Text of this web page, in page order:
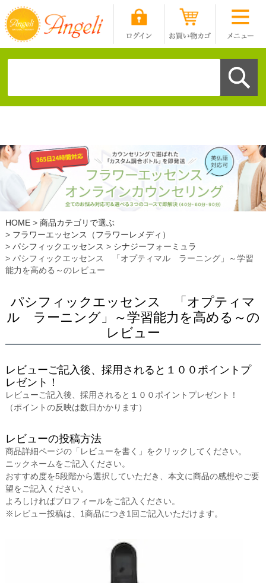
HOME
商品カテゴリで選ぶ
フラワーエッセンス（フラワーレメディ）
パシフィックエッセンス
シナジーフォーミュラ
パシフィックエッセンス 「オプティマル ラーニング」～学習
能力を高める～のレビュー
パシフィックエッセンス 「オプティマ
ル ラーニング」～学習能力を高める～の
レビュー
レビューご記入後、採用されると１００ポイントプ
レゼント！
レビューご記入後、採用されると１００ポイントプレゼント！
（ポイントの反映は数日かかります）
レビューの投稿方法
商品詳細ページの「レビューを書く」をクリックしてください。
ニックネームをご記入ください。
おすすめ度を5段階から選択していただき、本文に商品の感想やご要
望をご記入ください。
よろしければプロフィールをご記入ください。
※レビュー投稿は、1商品につき1回ご記入いただけます。